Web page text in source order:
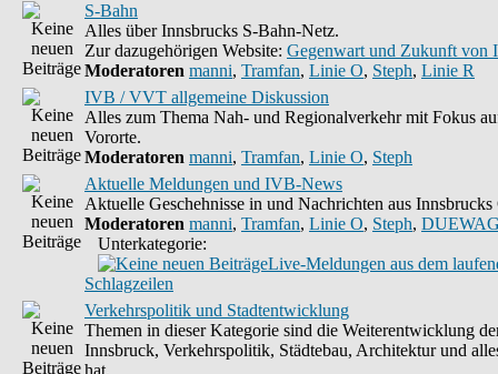
S-Bahn
Alles über Innsbrucks S-Bahn-Netz.
Zur dazugehörigen Website: Gegenwart und Zukunft von
Moderatoren manni, Tramfan, Linie O, Steph, Linie R
IVB / VVT allgemeine Diskussion
Alles zum Thema Nah- und Regionalverkehr mit Fokus
Vororte.
Moderatoren manni, Tramfan, Linie O, Steph
Aktuelle Meldungen und IVB-News
Aktuelle Geschehnisse in und Nachrichten aus
Moderatoren manni, Tramfan, Linie O, Steph,
Unterkategorie:
Live-Meldungen aus dem
Schlagzeilen
Verkehrspolitik und Stadtentwicklung
Themen in dieser Kategorie sind die Weiterentwicklung
Innsbruck, Verkehrspolitik, Städtebau, Architektur und
hat.